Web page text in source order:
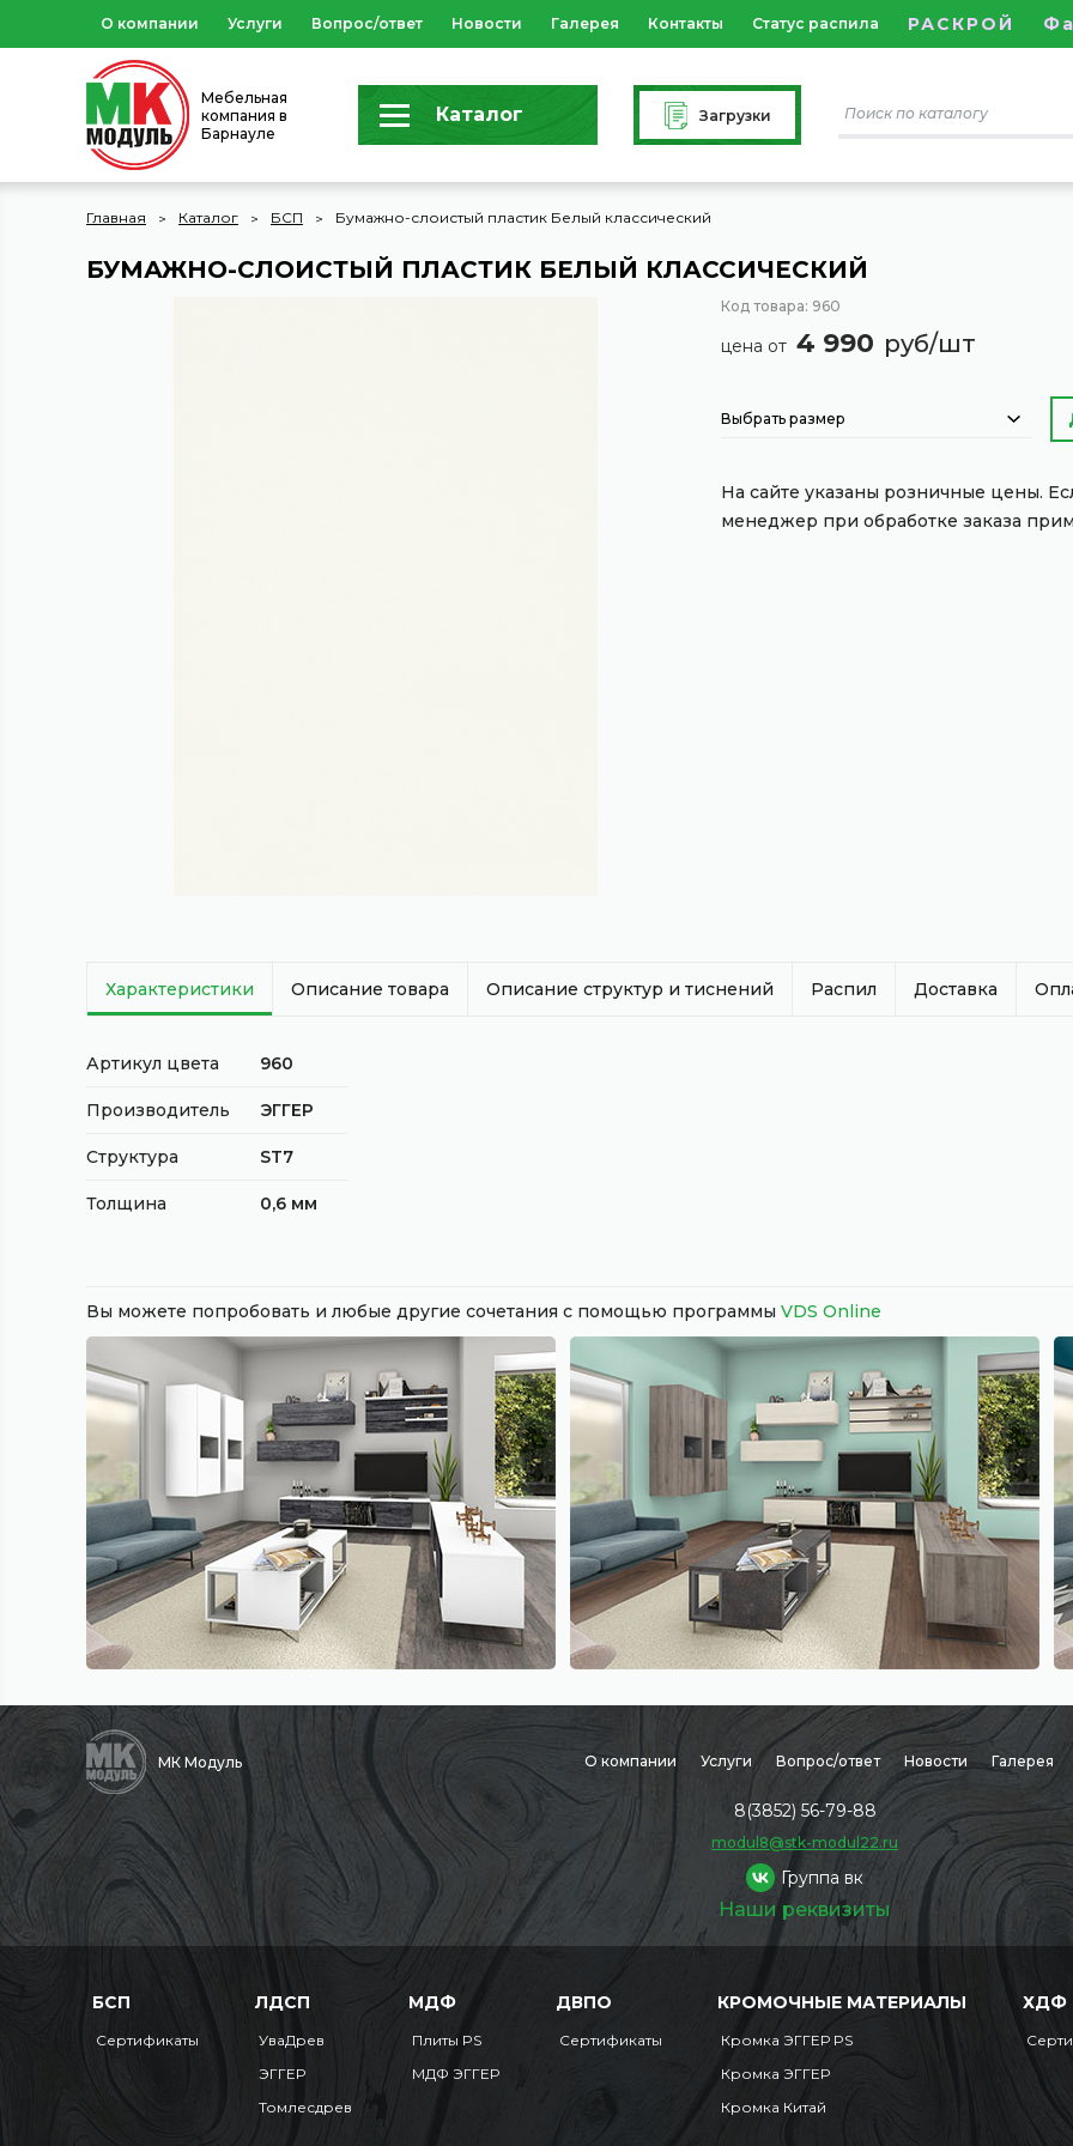
О компании Услуги Вопрос/ответ Новости Галерея Контакты Статус распила РАСКРОЙ
Мебельная
компания в
Барнауле
Каталог Загрузки
Главная Каталог БСП Бумажно-слоистый пластик Белый классический
БУМАЖНО-СЛОИСТЫЙ ПЛАСТИК БЕЛЫЙ КЛАССИЧЕСКИЙ
Код товара: 960
цена от 4 990 руб/шт
Выбрать размер
На сайте указаны розничные цены.
менеджер при обработке заказа
Характеристики Описание товара Описание структур и тиснений Распил Доставка
Артикул цвета 960
Производитель ЭГГЕР
Структура ST7
Толщина 0,6 мм
Вы можете попробовать и любые другие сочетания с помощью программы VDS Online
МК Модуль О компании Услуги Вопрос/ответ Новости Галерея
8(3852) 56-79-88
modul8@stk-modul22.ru
Группа вк
Наши реквизиты
БСП
Сертификаты
ЛДСП
УваДрев
ЭГГЕР
Томлесдрев
МДФ
Плиты PS
МДФ ЭГГЕР
ДВПО
Сертификаты
КРОМОЧНЫЕ МАТЕРИАЛЫ
Кромка ЭГГЕР PS
Кромка ЭГГЕР
Кромка Китай
ХДФ